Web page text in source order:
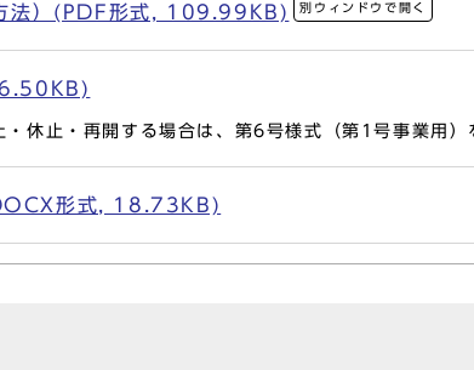
法）(PDF形式, 109.99KB) 別ウィンドウで開く
休止・再開する場合は、第6号様式（第1号事業用）
形式, 18.73KB)